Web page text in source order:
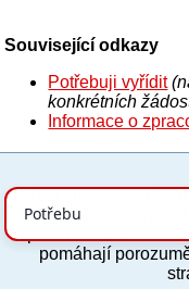
Související odkazy
Potřebuji vyřídit
konkrétních
Informace o
Povinné a
Tyto stránky
usnadňují jejich
správnou funkci.
pomáhají